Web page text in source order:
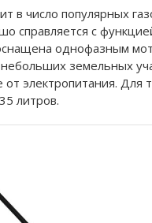
в число популярных
справляется с
однофазным
земельных
электропитания. Для
литров.